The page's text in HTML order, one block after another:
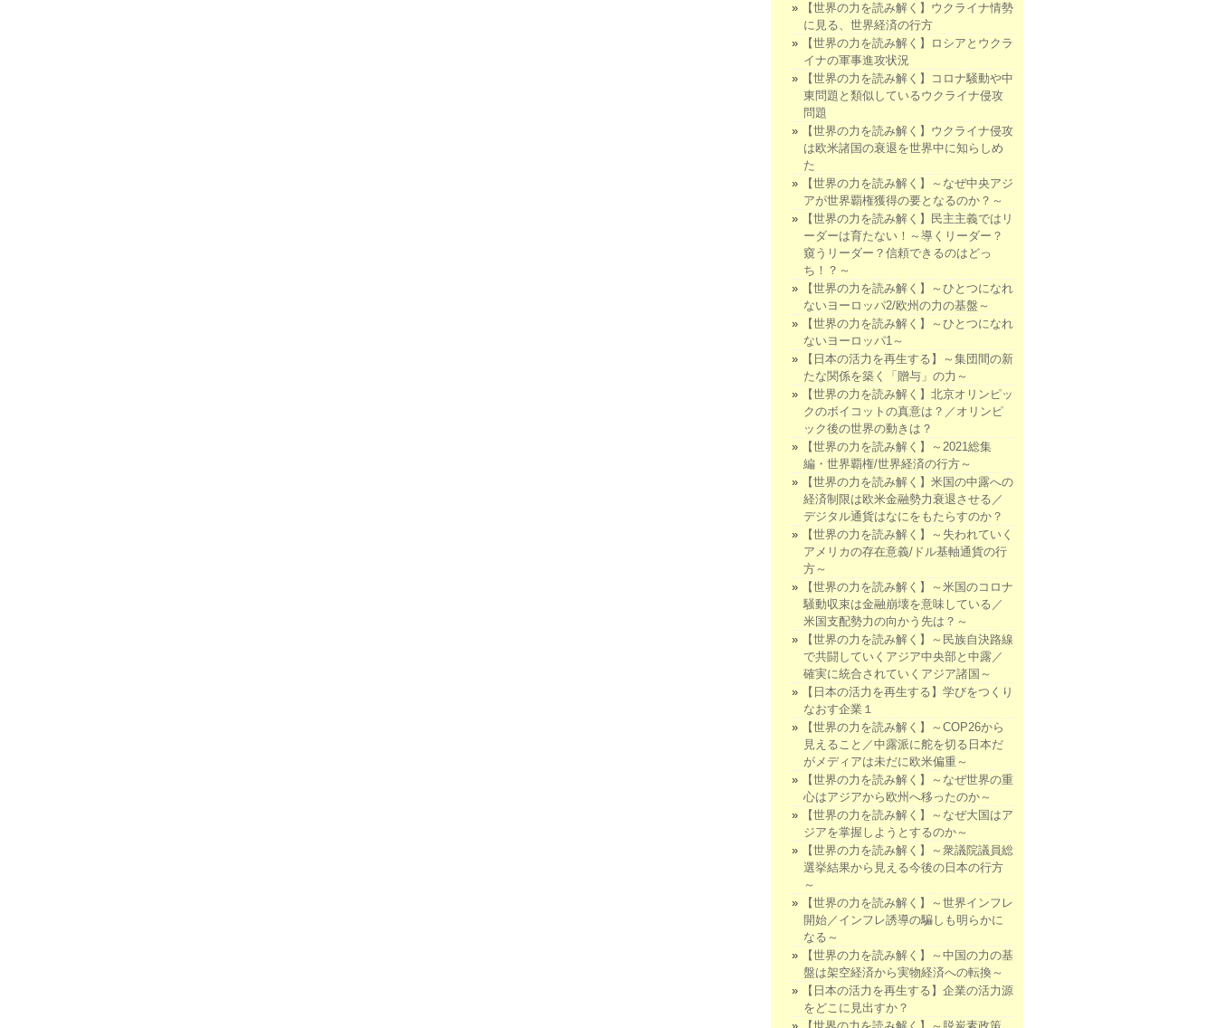
【世界の力を読み解く】ウクライナ情勢
に見る、世界経済の行方
【世界の力を読み解く】ロシアとウクラ
イナの軍事進攻状況
【世界の力を読み解く】コロナ騒動や中
東問題と類似しているウクライナ侵攻
問題
【世界の力を読み解く】ウクライナ侵攻
は欧米諸国の衰退を世界中に知らしめ
た
【世界の力を読み解く】～なぜ中央アジ
アが世界覇権獲得の要となるのか？～
【世界の力を読み解く】民主主義ではリ
ーダーは育たない！～導くリーダー？
窺うリーダー？信頼できるのはどっ
ち！？～
【世界の力を読み解く】～ひとつになれ
ないヨーロッパ2/欧州の力の基盤～
【世界の力を読み解く】～ひとつになれ
ないヨーロッパ1～
【日本の活力を再生する】～集団間の新
たな関係を築く「贈与」の力～
【世界の力を読み解く】北京オリンピッ
クのボイコットの真意は？／オリンピ
ック後の世界の動きは？
【世界の力を読み解く】～2021総集
編・世界覇権/世界経済の行方～
【世界の力を読み解く】米国の中露への
経済制限は欧米金融勢力衰退させる／
デジタル通貨はなにをもたらすのか？
【世界の力を読み解く】～失われていく
アメリカの存在意義/ドル基軸通貨の行
方～
【世界の力を読み解く】～米国のコロナ
騒動収束は金融崩壊を意味している／
米国支配勢力の向かう先は？～
【世界の力を読み解く】～民族自決路線
で共闘していくアジア中央部と中露／
確実に統合されていくアジア諸国～
【日本の活力を再生する】学びをつくり
なおす企業１
【世界の力を読み解く】～COP26から
見えること／中露派に舵を切る日本だ
がメディアは未だに欧米偏重～
【世界の力を読み解く】～なぜ世界の重
心はアジアから欧州へ移ったのか～
【世界の力を読み解く】～なぜ大国はア
ジアを掌握しようとするのか～
【世界の力を読み解く】～衆議院議員総
選挙結果から見える今後の日本の行方
～
【世界の力を読み解く】～世界インフレ
開始／インフレ誘導の騙しも明らかに
なる～
【世界の力を読み解く】～中国の力の基
盤は架空経済から実物経済への転換～
【日本の活力を再生する】企業の活力源
をどこに見出すか？